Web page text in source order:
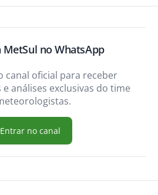
MetSul no WhatsApp
canal oficial para receber
análises exclusivas do time
Entrar no canal